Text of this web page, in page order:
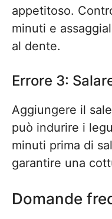
appetitoso.
minuti e
al dente.
Errore 3:
Aggiungere il
può indurire i
minuti prima di
garantire una
Domande